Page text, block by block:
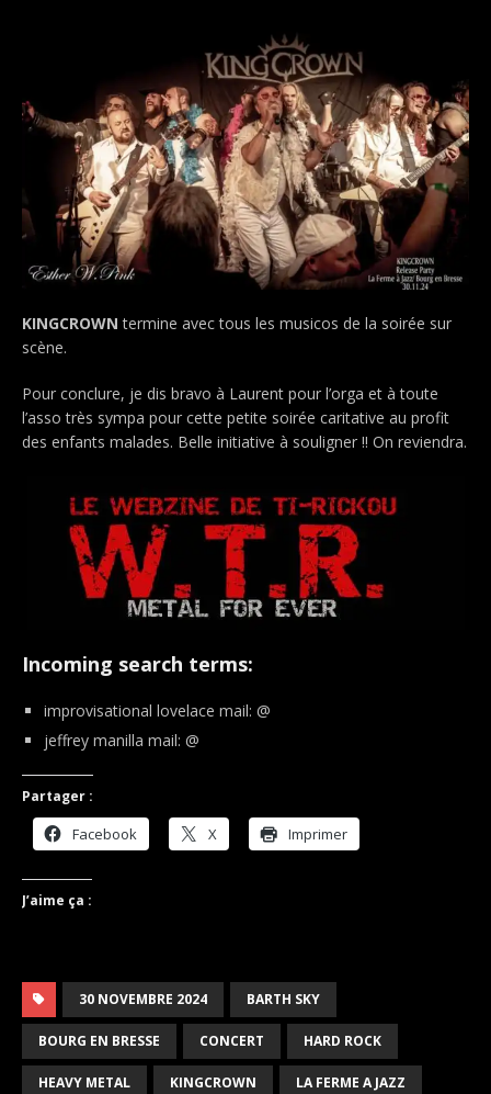
KINGCROWN termine avec tous les musicos de la soirée sur
scène.
Pour conclure, je dis bravo à Laurent pour l’orga et à toute
l’asso très sympa pour cette petite soirée caritative au profit
des enfants malades. Belle initiative à souligner !! On reviendra.
Incoming search terms:
improvisational lovelace mail: @
jeffrey manilla mail: @
Partager :
Facebook X Imprimer
J’aime ça :
30 NOVEMBRE 2024 BARTH SKY
BOURG EN BRESSE CONCERT HARD ROCK
HEAVY METAL KINGCROWN LA FERME A JAZZ